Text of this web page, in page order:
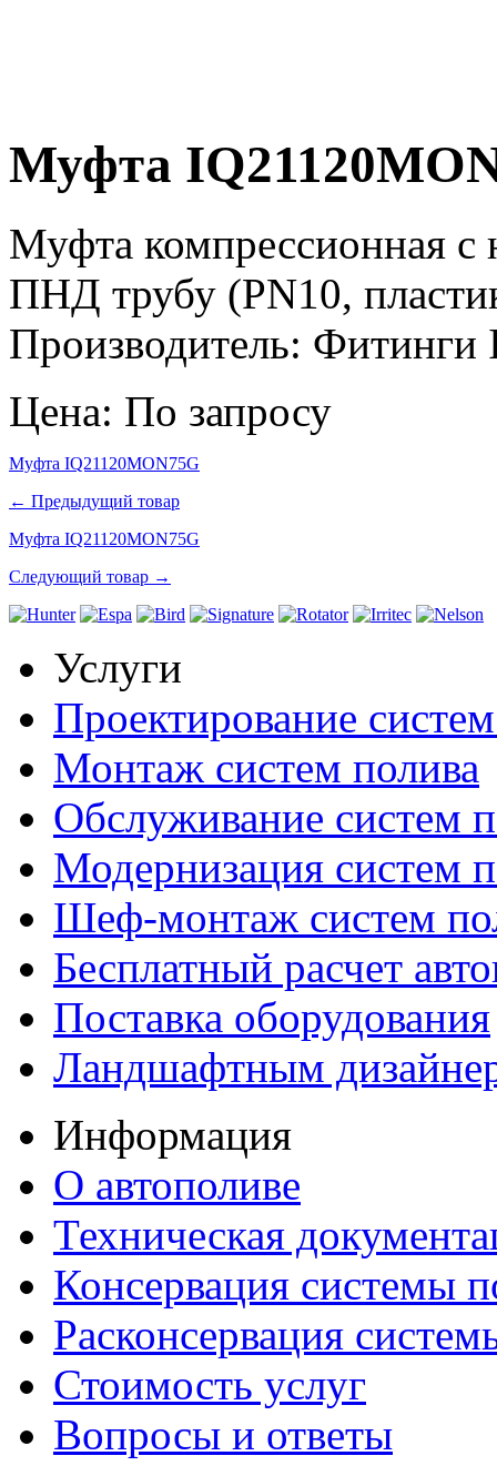
Муфта
Муфта компрессионная с
ПНД трубу (PN10,
Производитель:
Цена: По запросу
Муфта IQ21120MON75G
← Предыдущий товар
Муфта IQ21120MON75G
Следующий товар →
Услуги
Проектирование
Монтаж систем полива
Обслуживание систем
Модернизация систем
Шеф-монтаж систем
Бесплатный расчет
Поставка оборудования
Ландшафтным
Информация
О автополиве
Техническая
Консервация системы
Расконсервация
Стоимость услуг
Вопросы и ответы